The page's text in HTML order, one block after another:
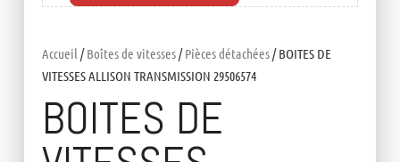
Accueil /Boîtes de vitesses/Pièces détachées/ BOITES DE
VITESSES ALLISON TRANSMISSION 29506574
BOITES DE